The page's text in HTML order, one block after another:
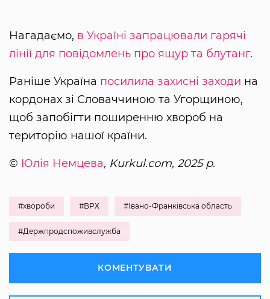
Нагадаємо, в Україні запрацювали гарячі
лінії для повідомлень про ящур та блутанг.
Раніше Україна посилила захисні заходи на
кордонах зі Словаччиною та Угорщиною,
щоб запобігти поширенню хвороб на
територію нашої країни.
© Юлія Немцева, Kurkul.com, 2025 р.
#хвороби #ВРХ #Івано-Франківська область
#Держпродспоживслужба
КОМЕНТУВАТИ